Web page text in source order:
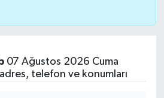
07 Ağustos 2026 Cuma
telefon ve konumları